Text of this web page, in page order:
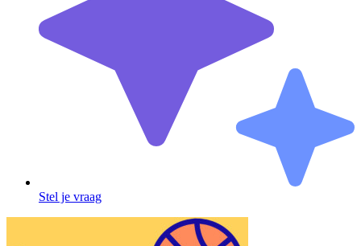
Stel je vraag